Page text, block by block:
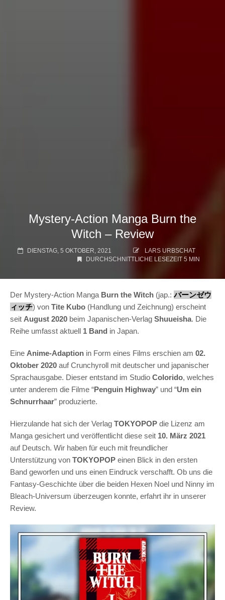
Mystery-Action Manga Burn the
Witch – Review
DIENSTAG, 5 OKTOBER, 2021
LARS URBSCHAT
DURCHSCHNITTLICHE LESEZEIT 5 MIN
Der Mystery-Action Manga Burn the Witch (jap.: バーンゼウ
ィッチ) von Tite Kubo (Handlung und Zeichnung) erscheint
seit August 2020 beim Japanischen-Verlag Shuueisha. Die
Reihe umfasst aktuell 1 Band in Japan.
Eine Anime-Adaption in Form eines Films erschien am 02.
Oktober 2020 auf Crunchyroll mit deutscher und japanischer
Sprachausgabe. Dieser entstand im Studio Colorido, welches
unter anderem die Filme “Penguin Highway” und “Um ein
Schnurrhaar” produzierte.
Hierzulande hat sich der Verlag TOKYOPOP die Lizenz am
Manga gesichert und veröffentlicht diese seit 10. März 2021
auf Deutsch. Wir haben für euch mit freundlicher
Unterstützung von TOKYOPOP einen Blick in den ersten
Band geworfen und uns einen Eindruck verschafft. Ob uns die
Fantasy-Geschichte über die beiden Hexen Noel und Ninny im
Bleach-Universum überzeugen konnte, erfahrt ihr in unserer
Review.